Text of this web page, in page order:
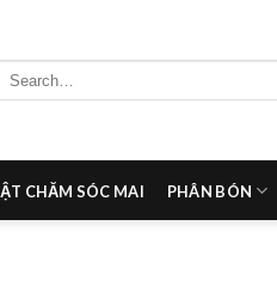
Search
CHĂM SÓC MAI PHÂN BÓN